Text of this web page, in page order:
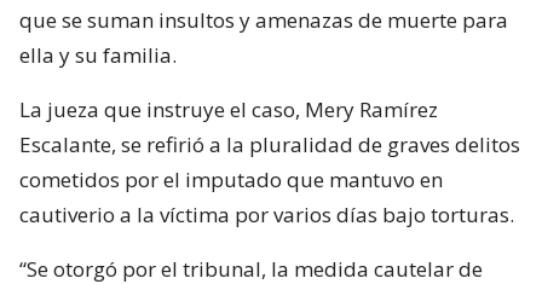
que se suman insultos y amenazas de muerte para
ella y su familia.
La jueza que instruye el caso, Mery Ramírez
Escalante, se refirió a la pluralidad de graves delitos
cometidos por el imputado que mantuvo en
cautiverio a la víctima por varios días bajo torturas.
“Se otorgó por el tribunal, la medida cautelar de